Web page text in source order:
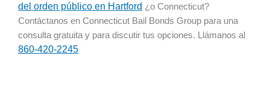
del orden público en Hartford ¿o Connecticut?
Contáctanos en Connecticut Bail Bonds Group para una
consulta gratuita y para discutir tus opciones. Llámanos al
860-420-2245